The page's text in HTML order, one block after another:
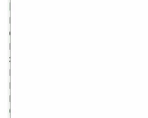
ImageExpo v4.1.5
программа даёт
отображать
коммуникатора или
экране компьютера или
проектор. Поддерживает
мобильным
клавиатуры или мыши
Скачать